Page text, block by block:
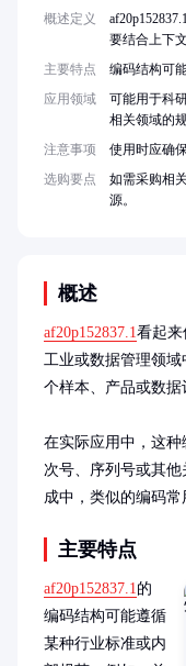
概述
af20p152837.1看起来
工业或数据管理领
个样本、产品或数据
在实际应用中，这
次号、序列号或其
成中，类似的编码常
主要特点
af20p152837.1的
编码结构可能遵循
某种行业标准或内
概述定义
要结合上下
主要特点
编码结构可
应用领域
可能用于科
相关领域的规
注意事项
使用时应确
选购要点
如需采购相
源。